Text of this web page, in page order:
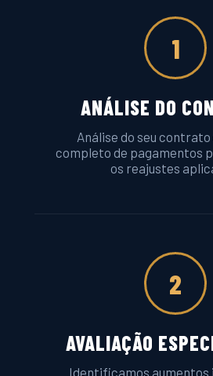
1
ANÁLISE DO
Análise do seu
completo de pagamentos
os reajustes
2
AVALIAÇÃO
Identificamos aumentos